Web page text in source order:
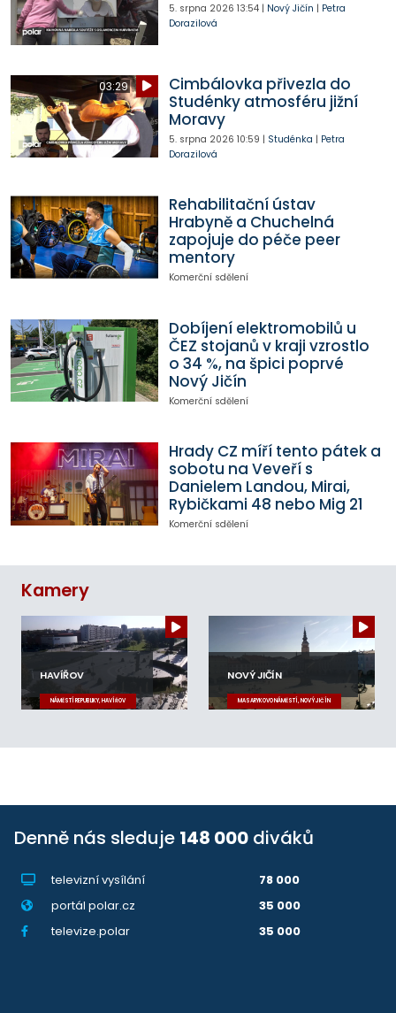
5. srpna 2026 13:54| Nový Jičín | Petra
Dorazilová
03:29
Cimbálovka přivezla do
Studénky atmosféru jižní
Moravy
5. srpna 2026 10:59 | Studénka | Petra
Dorazilová
Rehabilitační ústav
Hrabyně a Chuchelná
zapojuje do péče peer
mentory
Komerční sdělení
Dobíjení elektromobilů u
ČEZ stojanů v kraji vzrostlo
o 34 %, na špici poprvé
Nový Jičín
Komerční sdělení
Hrady CZ míří tento pátek a
sobotu na Veveří s
Danielem Landou, Mirai,
Rybičkami 48 nebo Mig 21
Komerční sdělení
Kamery
HAVÍŘOV
NÁMĚSTÍ REPUBLIKY, HAVÍŘOV
NOVÝ JIČÍN
MASARYKOVO NÁMĚSTÍ, NOVÝ JIČÍN
Denně nás sleduje 148 000 diváků
televizní vysílání
78 000
portál polar.cz
35 000
televize.polar
35 000